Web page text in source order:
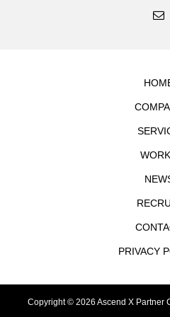
PRIVACY
Copyright © 2026 Ascend X Partner